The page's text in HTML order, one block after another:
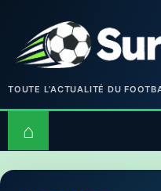
TOUTE L’ACTUALITÉ DU
⌂